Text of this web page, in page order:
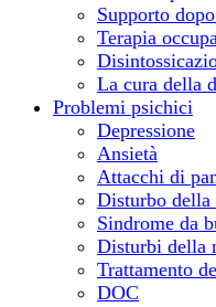
Supporto
Terapia
La cura della
Problemi psichici
Depressione
Ansietà
Attacchi di
Disturbo della
Sindrome da
Disturbi della
Trattamento
DOC